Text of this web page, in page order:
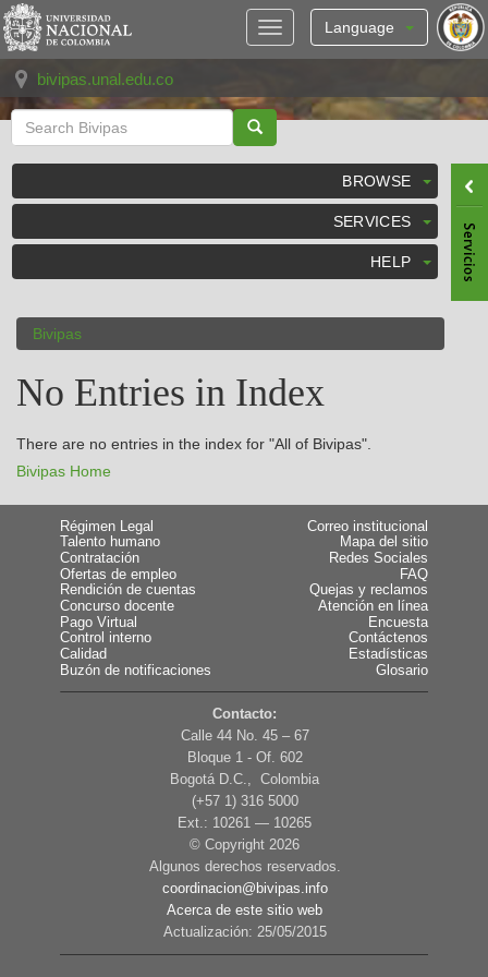
Skip
navigation
Language
bivipas.unal.edu.co
BROWSE
SERVICES
HELP
Bivipas
No Entries in Index
There are no entries in the index for "All of Bivipas".
Bivipas Home
Régimen Legal
Talento humano
Contratación
Ofertas de empleo
Rendición de cuentas
Concurso docente
Pago Virtual
Control interno
Calidad
Buzón de notificaciones
Correo institucional
Mapa del sitio
Redes Sociales
FAQ
Quejas y reclamos
Atención en línea
Encuesta
Contáctenos
Estadísticas
Glosario
Contacto:
Calle 44 No. 45 – 67
Bloque 1 - Of. 602
Bogotá D.C., Colombia
(+57 1) 316 5000
Ext.: 10261 — 10265
© Copyright 2026
Algunos derechos reservados.
coordinacion@bivipas.info
Acerca de este sitio web
Actualización: 25/05/2015